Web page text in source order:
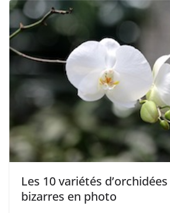
Les 10 variétés
bizarres en photo